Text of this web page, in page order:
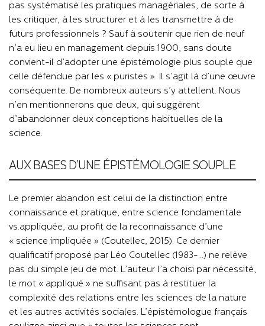
pas systématisé les pratiques managériales, de sorte à
les critiquer, à les structurer et à les transmettre à de
futurs professionnels ? Sauf à soutenir que rien de neuf
n’a eu lieu en management depuis 1900, sans doute
convient-il d’adopter une épistémologie plus souple que
celle défendue par les « puristes ». Il s’agit là d’une œuvre
conséquente. De nombreux auteurs s’y attellent. Nous
n’en mentionnerons que deux, qui suggèrent
d’abandonner deux conceptions habituelles de la
science.
AUX BASES D’UNE ÉPISTÉMOLOGIE SOUPLE
Le premier abandon est celui de la distinction entre
connaissance et pratique, entre science fondamentale
vs.appliquée, au profit de la reconnaissance d’une
« science impliquée » (Coutellec, 2015). Ce dernier
qualificatif proposé par Léo Coutellec (1983-…) ne relève
pas du simple jeu de mot. L’auteur l’a choisi par nécessité,
le mot « appliqué » ne suffisant pas à restituer la
complexité des relations entre les sciences de la nature
et les autres activités sociales. L’épistémologue français